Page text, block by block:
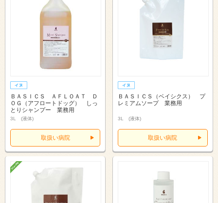
ＢＡＳＩＣＳ ＡＦＬＯＡＴ Ｄ
ＯＧ（アフロートドッグ） しっ
とりシャンプー 業務用
3L (液体)
取扱い病院
ＢＡＳＩＣＳ（ベイシクス） プ
レミアムソープ 業務用
3L (液体)
取扱い病院